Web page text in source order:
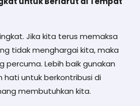
Jika kita terus memaksa
tidak menghargai kita, maka
percuma. Lebih baik gunakan
hati untuk berkontribusi di
membutuhkan kita.